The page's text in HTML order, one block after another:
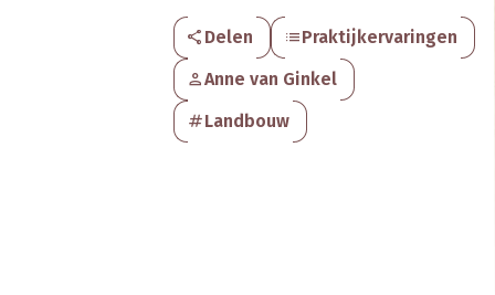
share Delen listPraktijkervaringen
personAnne van Ginkel
tagLandbouw